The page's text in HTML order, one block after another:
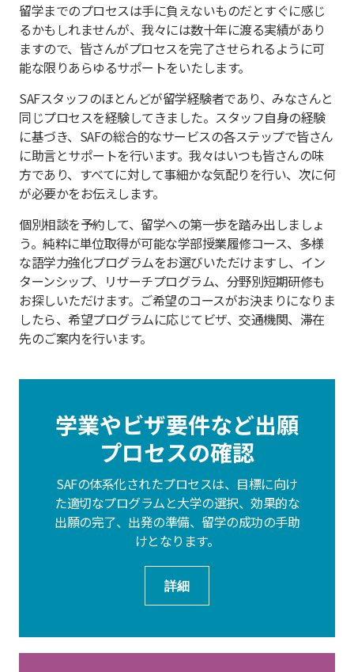
留学までのプロセスは手に負えないものだとすぐに感じ
るかもしれませんが、我々には数十年に渡る実績があり
ますので、皆さんがプロセスを完了させられるように可
能な限りあらゆるサポートをいたします。
SAFスタッフのほとんどが留学経験者であり、みなさんと
同じプロセスを経験してきました。スタッフ自身の経験
に基づき、SAFの総合的なサービスの各ステップで皆さん
に助言とサポートを行います。我々はいつも皆さんの味
方であり、すべてに対して事細かな気配りを行い、次に何
が必要かをお伝えします。
個別相談を予約して、留学への第一歩を踏み出しましょ
う。純粋に単位取得が可能な学部授業履修コース、多様
な語学力強化プログラムをお選びいただけますし、イン
ターンシップ、リサーチプログラム、分野別短期研修も
お探しいただけます。ご希望のコースがお決まりになりま
したら、希望プログラムに応じてビザ、交通機関、滞在
先のご案内を行います。
学業やビザ要件など出願
プロセスの確認
SAFの体系化されたプロセスは、目標に向け
た適切なプログラムと大学の選択、効果的な
出願の完了、出発の準備、留学の成功の手助
けとなります。
詳細